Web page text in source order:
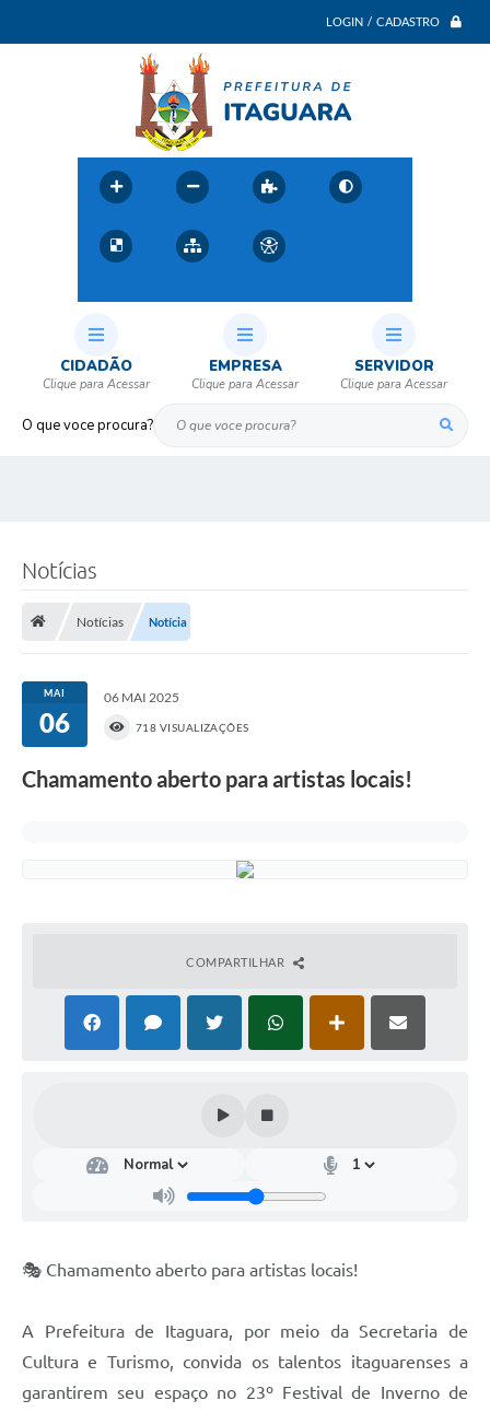
LOGIN / CADASTRO
O que voce procura?
CIDADÃO EMPRESA SERVIDOR
Notícias
Notícias Notícia
MAI
06
06 MAI 2025
718 VISUALIZAÇÕES
Chamamento aberto para artistas locais!
COMPARTILHAR
🎭 Chamamento aberto para artistas locais!
A Prefeitura de Itaguara, por meio da Secretaria de
Cultura e Turismo, convida os talentos itaguarenses a
garantirem seu espaço no 23º Festival de Inverno de